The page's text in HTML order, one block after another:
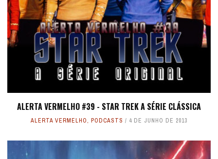
ALERTA VERMELHO #39 - STAR TREK A SÉRIE CLÁSSICA
ALERTA VERMELHO, PODCASTS 4 DE JUNHO DE 2013